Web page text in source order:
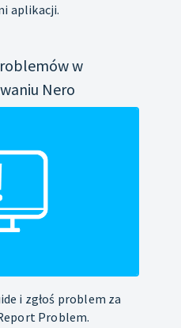
aplikacji.
w
Nero
i zgłoś problem za
Problem.